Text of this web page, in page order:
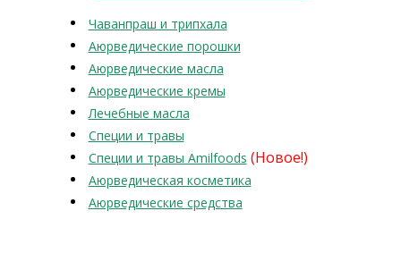
Чаванпраш и трипхала
Аюрведические порошки
Аюрведические масла
Аюрведические кремы
Лечебные масла
Специи и травы
Специи и травы Amilfoods (Новое!)
Аюрведическая косметика
Аюрведические средства